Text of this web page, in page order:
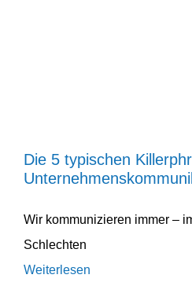
Die 5 typischen
Wir kommu­ni­zieren immer –
Schlechten
Weiterlesen